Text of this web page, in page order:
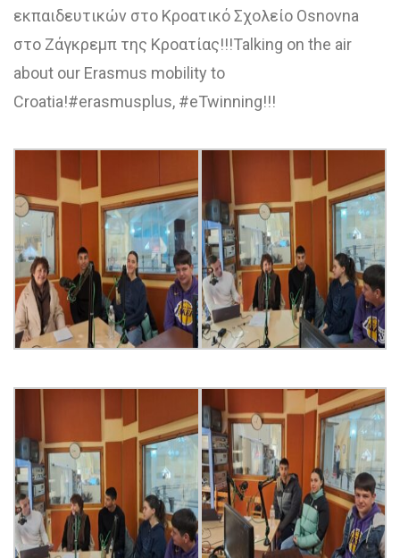
εκπαιδευτικών στο Κροατικό Σχολείο Osnovna
στο Ζάγκρεμπ της Κροατίας!!!Talking on the air
about our Erasmus mobility to
Croatia!#erasmusplus, #eTwinning!!!